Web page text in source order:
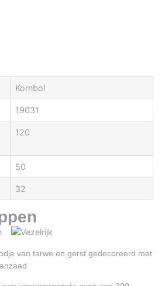
Kornbol
19031
120
50
32
van tarwe en gerst gedecoreerd met